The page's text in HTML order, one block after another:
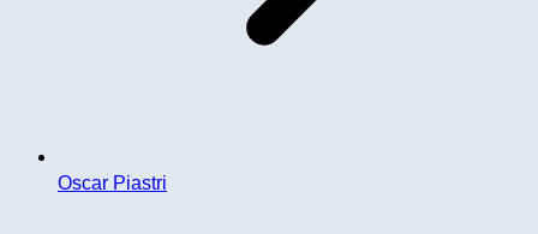
Oscar Piastri